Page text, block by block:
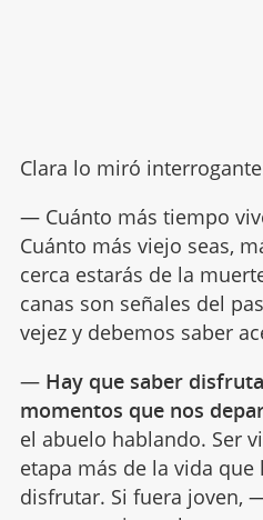
Clara lo miró
— Cuánto más tiempo
Cuánto más viejo seas,
cerca estarás de la
canas son señales del
vejez y debemos saber
— Hay que saber
momentos que nos
el abuelo hablando. Ser
etapa más de la vida que
disfrutar. Si fuera joven,